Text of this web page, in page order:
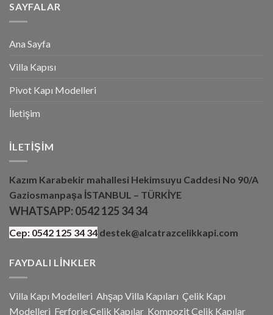
SAYFALAR
Ana Sayfa
Villa Kapısı
Pivot Kapı Modelleri
İletişim
İLETIŞIM
Kazım Karabekir mahallesi Hekimsuyu Caddesi No 90/A
Gaziosmanpaşa İSTANBUL – TÜRKİYE
WHATSAPP: 0542 125 34 34
Cep: 0542 125 34 34 destek@alcatrazcelikkapi.com
FAYDALI LINKLER
Villa Kapı Modelleri Ahşap Villa Kapıları Çelik Kapı
Modelleri Ferforje Çelik Kapılar Kompozit Çelik Kapılar